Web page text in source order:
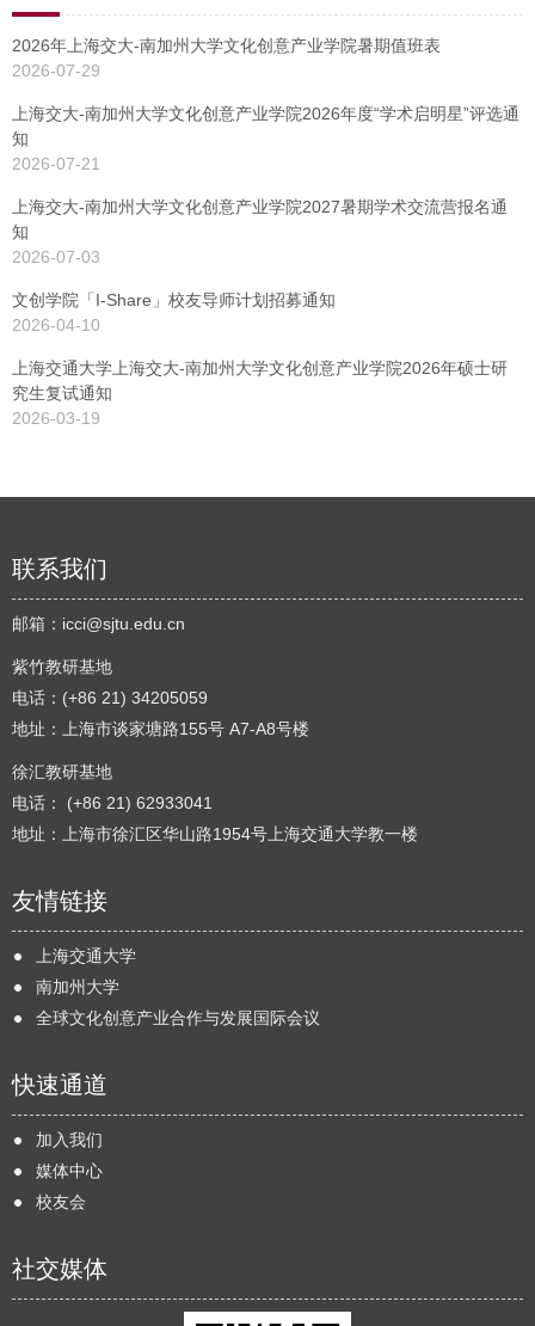
2026年上海交大-南加州大学文化创意产业学院暑期值班表
2026-07-29
上海交大-南加州大学文化创意产业学院2026年度“学术启明星”评选通
知
2026-07-21
上海交大-南加州大学文化创意产业学院2027暑期学术交流营报名通
知
2026-07-03
文创学院「I-Share」校友导师计划招募通知
2026-04-10
上海交通大学上海交大-南加州大学文化创意产业学院2026年硕士研
究生复试通知
2026-03-19
联系我们
邮箱： icci@sjtu.edu.cn
紫竹教研基地
电话：(+86 21) 34205059
地址：上海市谈家塘路155号 A7-A8号楼
徐汇教研基地
电话： (+86 21) 62933041
地址：上海市徐汇区华山路1954号上海交通大学教一楼
友情链接
上海交通大学
南加州大学
全球文化创意产业合作与发展国际会议
快速通道
加入我们
媒体中心
校友会
社交媒体